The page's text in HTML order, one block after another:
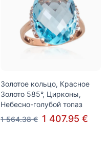
Золотое кольцо, Красное
Золото 585°, Цирконы,
Небесно-голубой топаз
1 564.38 € 1 407.95 €